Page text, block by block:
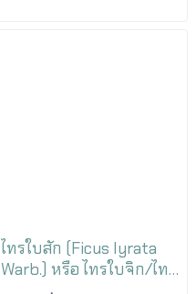
ไทรใบสัก (Ficus lyrata
Warb.) หรือ ไทรใบจิก/ไทร